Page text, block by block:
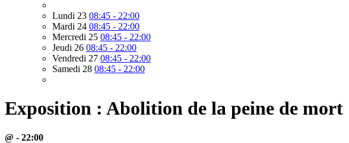
Lundi 23 08:45 - 22:00
Mardi 24 08:45 - 22:00
Mercredi 25 08:45 - 22:00
Jeudi 26 08:45 - 22:00
Vendredi 27 08:45 - 22:00
Samedi 28 08:45 - 22:00
Exposition : Abolition de la peine de mort
@ - 22:00